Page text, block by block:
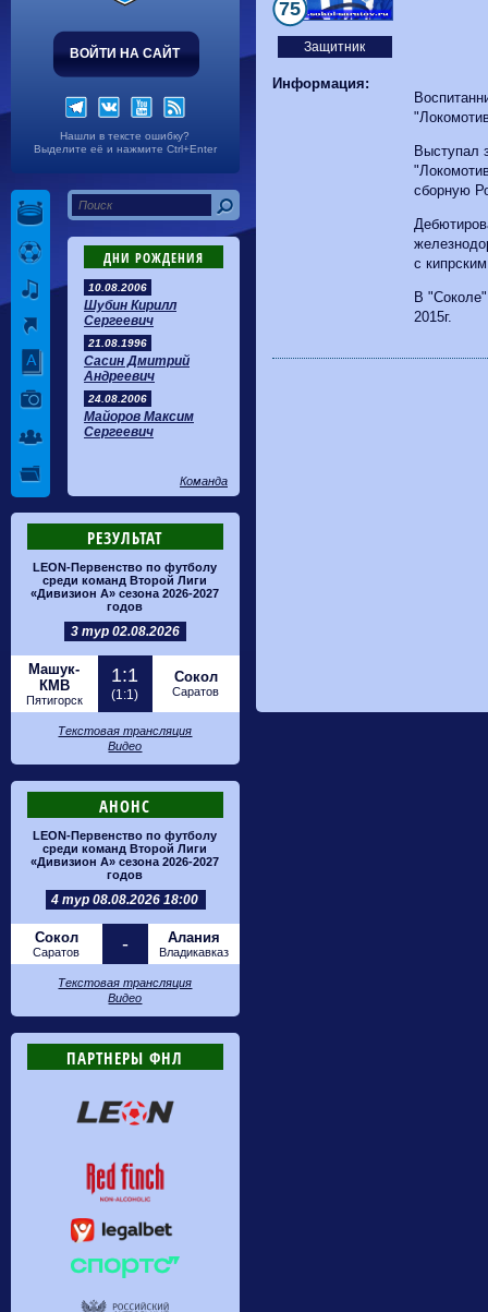
ВОЙТИ НА САЙТ
Нашли в тексте ошибку?
Выделите её и нажмите Ctrl+Enter
ДНИ РОЖДЕНИЯ
10.08.2006
Шубин Кирилл
Сергеевич
21.08.1996
Сасин Дмитрий
Андреевич
24.08.2006
Майоров Максим
Сергеевич
Команда
РЕЗУЛЬТАТ
LEON-Первенство по футболу
среди команд Второй Лиги
«Дивизион А» сезона 2026-2027
годов
3 тур 02.08.2026
Машук-
КМВ
Пятигорск
1:1
(1:1)
Сокол
Саратов
Текстовая трансляция
Видео
АНОНС
LEON-Первенство по футболу
среди команд Второй Лиги
«Дивизион А» сезона 2026-2027
годов
4 тур 08.08.2026 18:00
Сокол
Саратов - Алания
Владикавказ
Текстовая трансляция
Видео
ПАРТНЕРЫ ФНЛ
Защитник
75
Информация:
Выступал
сборную
с
В
2015г.
Калуга
0-1 Сибирь